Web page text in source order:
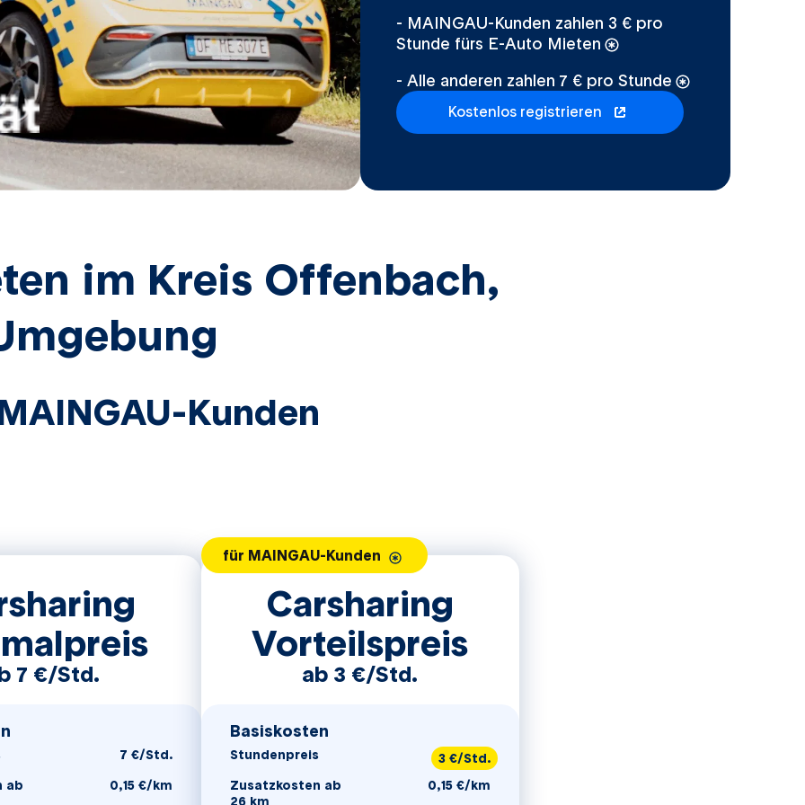
- MAINGAU-Kunden zahlen 3 € pro
Stunde fürs E-Auto Mieten
- Alle anderen zahlen 7 € pro Stunde
Kostenlos registrierenöffnet in einem neuen Tab
im Kreis Offenbach,
Kunden
7 €/Std.
Normalpreis
7 €/Std.
ab
0,15 €/km
Besonders gekennzeichneter Tarif:
für MAINGAU-Kunden
Carsharing
Vorteilspreis
ab 3 €/Std.
Basiskosten
für Carsharing Vorteilspreis
Stundenpreis
3 €/Std.
Zusatzkosten ab
26 km
0,15 €/km